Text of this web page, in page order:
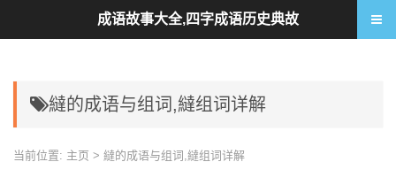
繨的成语与组词,繨组词详解
当前位置: 主页 > 繨的成语与组词,繨组词详解
成语故事大全,四字成语历史典故